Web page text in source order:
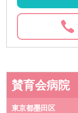
賛育会病院
東京都墨田区